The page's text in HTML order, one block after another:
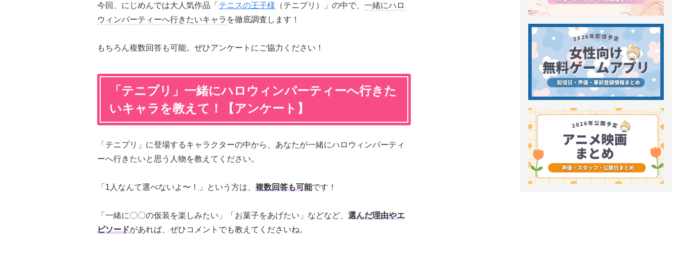
今回、にじめんでは大人気作品「 テニスの王子様 （テニプリ）」の中で、 一緒にハロ
ウィンパーティーへ行きたいキャラ を徹底調査します！
もちろん複数回答も可能。ぜひアンケートにご協力ください！
「テニプリ」一緒にハロウィンパーティーへ行きた
いキャラを教えて！【アンケート】
「テニプリ」に登場するキャラクターの中から、あなたが一緒にハロウィンパーティ
ーへ行きたいと思う人物を教えてください。
「1人なんて選べないよ〜！」という方は、 複数回答も可能です！
「一緒に〇〇の仮装を楽しみたい」「お菓子をあげたい」などなど、 選んだ理由やエ
ピソードがあれば、ぜひコメントでも教えてくださいね。